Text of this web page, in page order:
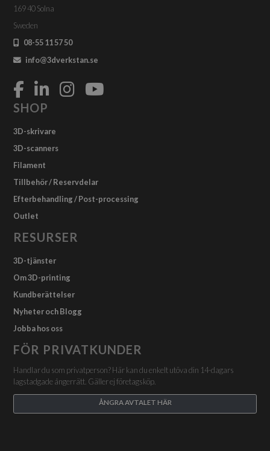
produktsidan
169 40 Solna
Sweden
08-55 11 57 50
info@3dverkstan.se
SHOP
3D-skrivare
3D-scanners
Filament
Tillbehör / Reservdelar
Efterbehandling / Post-processing
Outlet
RESURSER
3D-tjänster
Om 3D-printing
Kundberättelser
Nyheter och Blogg
Jobba hos oss
FÖR PRIVATKUNDER
Handlar du som privatperson? Här kan du enkelt utöva din 14-dagars
lagstadgade ångerrätt. Gäller ej företagsköp.
ÅNGRA AVTALET HÄR